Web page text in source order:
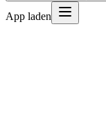
App laden